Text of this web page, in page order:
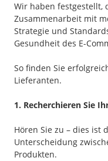
Wir haben festgestellt,
Zusammenarbeit mit
Strategie und
Gesundheit des E-
So finden Sie
Lieferanten.
1. Recherchieren Sie
Hören Sie zu – dies ist
Unterscheidung
Produkten.